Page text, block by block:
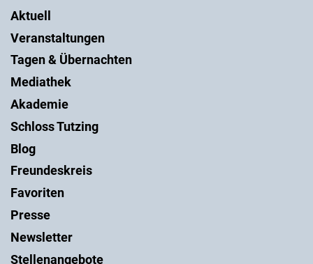
Aktuell
Veranstaltungen
Tagen & Übernachten
Mediathek
Akademie
Schloss Tutzing
Blog
Freundeskreis
Favoriten
Presse
Newsletter
Stellenangebote